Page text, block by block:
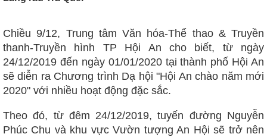
Chiều 9/12, Trung tâm Văn hóa-Thể thao & Truyền
thanh-Truyền hình TP Hội An cho biết, từ ngày
24/12/2019 đến ngày 01/01/2020 tại thành phố Hội An
sẽ diễn ra Chương trình Dạ hội "Hội An chào năm mới
2020" với nhiều hoạt động đặc sắc.
Theo đó, từ đêm 24/12/2019, tuyến đường Nguyễn
Phúc Chu và khu vực Vườn tượng An Hội sẽ trở nên